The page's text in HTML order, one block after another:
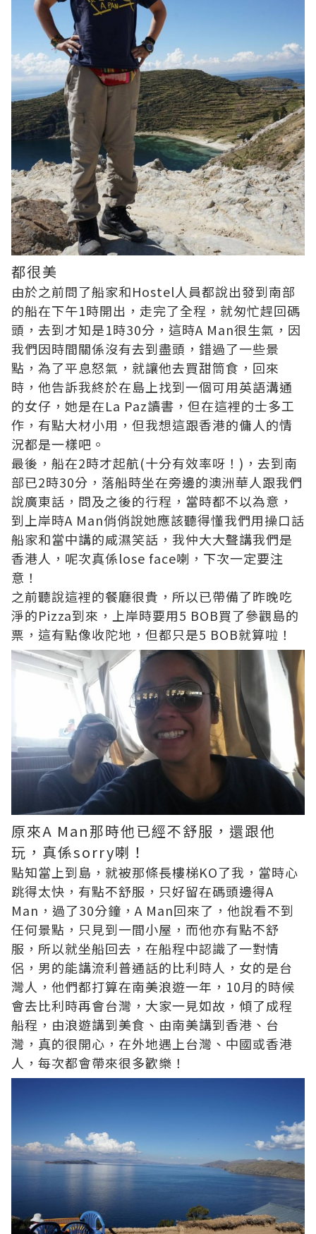
都很美
由於之前問了船家和Hostel人員都說出發到南部
的船在下午1時開出，走完了全程，就匆忙趕回碼
頭，去到才知是1時30分，這時A Man很生氣，因
我們因時間關係沒有去到盡頭，錯過了一些景
點，為了平息怒氣，就讓他去買甜筒食，回來
時，他告訴我終於在島上找到一個可用英語溝通
的女仔，她是在La Paz讀書，但在這裡的士多工
作，有點大材小用，但我想這跟香港的傭人的情
況都是一樣吧。
最後，船在2時才起航(十分有效率呀！)，去到南
部已2時30分，落船時坐在旁邊的澳洲華人跟我們
說廣東話，問及之後的行程，當時都不以為意，
到上岸時A Man俏俏說她應該聽得懂我們用操口話
船家和當中講的咸濕笑話，我仲大大聲講我們是
香港人，呢次真係lose face喇，下次一定要注
意！
之前聽說這裡的餐廳很貴，所以已帶備了昨晚吃
淨的Pizza到來，上岸時要用5 BOB買了參觀島的
票，這有點像收陀地，但都只是5 BOB就算啦！
原來A Man那時他已經不舒服，還跟他
玩，真係sorry喇！
點知當上到島，就被那條長樓梯KO了我，當時心
跳得太快，有點不舒服，只好留在碼頭邊得A
Man，過了30分鐘，A Man回來了，他說看不到
任何景點，只見到一間小屋，而他亦有點不舒
服，所以就坐船回去，在船程中認識了一對情
侶，男的能講流利普通話的比利時人，女的是台
灣人，他們都打算在南美浪遊一年，10月的時候
會去比利時再會台灣，大家一見如故，傾了成程
船程，由浪遊講到美食、由南美講到香港、台
灣，真的很開心，在外地遇上台灣、中國或香港
人，每次都會帶來很多歡樂！